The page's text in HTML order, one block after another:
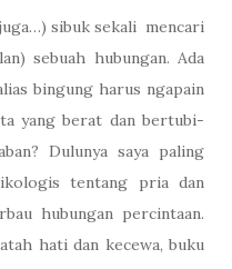
juga…) sibuk sekali mencari
sebuah hubungan. Ada
bingung harus ngapain
yang berat dan bertubi-
Dulunya saya paling
tentang pria dan
hubungan percintaan.
hati dan kecewa, buku